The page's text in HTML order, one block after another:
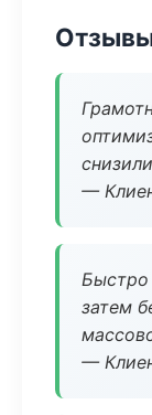
—
Быстро
затем
—